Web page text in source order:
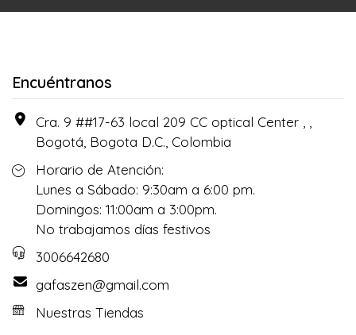
Encuéntranos
Cra. 9 ##17-63 local 209 CC optical Center , ,
Bogotá, Bogota D.C., Colombia
Horario de Atención:
Lunes a Sábado: 9:30am a 6:00 pm.
Domingos: 11:00am a 3:00pm.
No trabajamos días festivos
3006642680
gafaszen@gmail.com
Nuestras Tiendas